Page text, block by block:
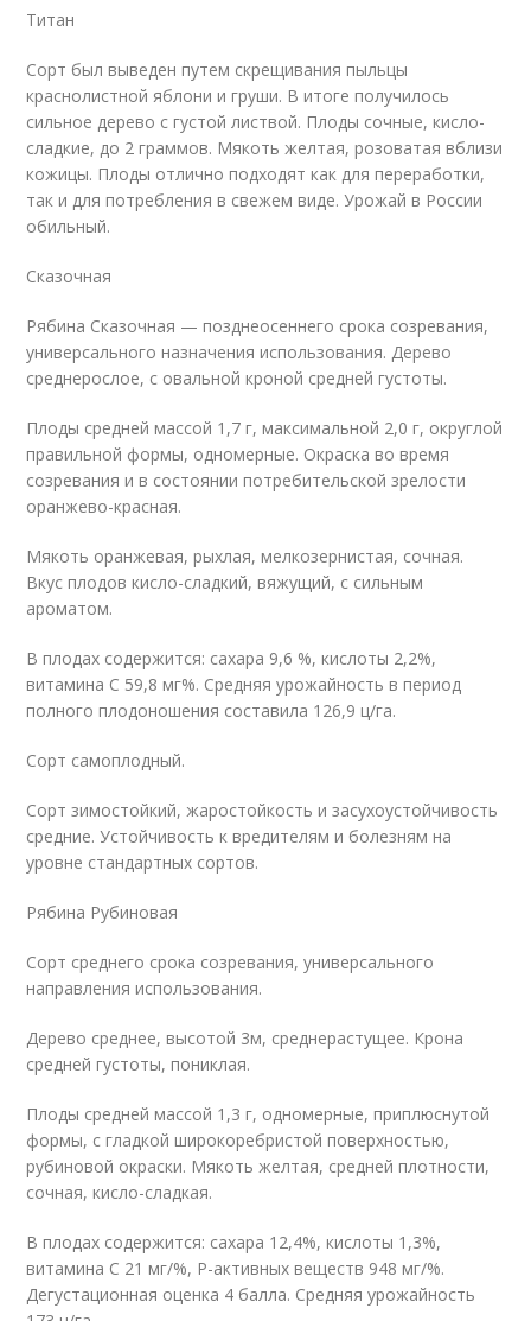
Титан
Сорт был выведен путем скрещивания пыльцы
краснолистной яблони и груши. В итоге получилось
сильное дерево с густой листвой. Плоды сочные, кисло-
сладкие, до 2 граммов. Мякоть желтая, розоватая вблизи
кожицы. Плоды отлично подходят как для переработки,
так и для потребления в свежем виде. Урожай в России
обильный.
Сказочная
Рябина Сказочная — позднеосеннего срока созревания,
универсального назначения использования. Дерево
среднерослое, с овальной кроной средней густоты.
Плоды средней массой 1,7 г, максимальной 2,0 г, округлой
правильной формы, одномерные. Окраска во время
созревания и в состоянии потребительской зрелости
оранжево-красная.
Мякоть оранжевая, рыхлая, мелкозернистая, сочная.
Вкус плодов кисло-сладкий, вяжущий, с сильным
ароматом.
В плодах содержится: сахара 9,6 %, кислоты 2,2%,
витамина С 59,8 мг%. Средняя урожайность в период
полного плодоношения составила 126,9 ц/га.
Сорт самоплодный.
Сорт зимостойкий, жаростойкость и засухоустойчивость
средние. Устойчивость к вредителям и болезням на
уровне стандартных сортов.
Рябина Рубиновая
Сорт среднего срока созревания, универсального
направления использования.
Дерево среднее, высотой 3м, среднерастущее. Крона
средней густоты, пониклая.
Плоды средней массой 1,3 г, одномерные, приплюснутой
формы, с гладкой широкоребристой поверхностью,
рубиновой окраски. Мякоть желтая, средней плотности,
сочная, кисло-сладкая.
В плодах содержится: сахара 12,4%, кислоты 1,3%,
витамина С 21 мг/%, Р-активных веществ 948 мг/%.
Дегустационная оценка 4 балла. Средняя урожайность